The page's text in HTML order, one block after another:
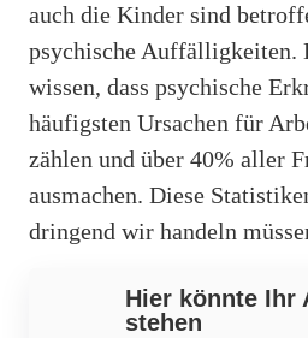
auch die Kinder sind
psychische Auffälligkeiten.
wissen, dass psychische
häufigsten Ursachen für
zählen und über 40% aller
ausmachen. Diese
dringend wir handeln
Hier könnte Ihr
stehen